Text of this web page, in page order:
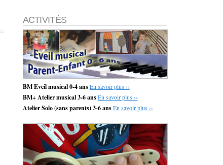
ACTIVITÉS
BM Eveil musical 0-4 ans En savoir plus ››
BM+ Atelier musical 3-6 ans En savoir plus ››
Atelier Solo (sans parents) 3-6 ans En savoir plus ››